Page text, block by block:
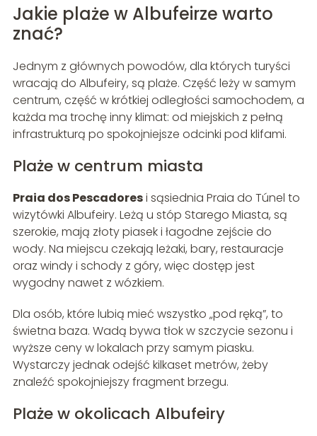
Jakie plaże w Albufeirze warto
znać?
Jednym z głównych powodów, dla których turyści
wracają do Albufeiry, są plaże. Część leży w samym
centrum, część w krótkiej odległości samochodem, a
każda ma trochę inny klimat: od miejskich z pełną
infrastrukturą po spokojniejsze odcinki pod klifami.
Plaże w centrum miasta
Praia dos Pescadoresi sąsiednia Praia do Túnel to
wizytówki Albufeiry. Leżą u stóp Starego Miasta, są
szerokie, mają złoty piasek i łagodne zejście do
wody. Na miejscu czekają leżaki, bary, restauracje
oraz windy i schody z góry, więc dostęp jest
wygodny nawet z wózkiem.
Dla osób, które lubią mieć wszystko „pod ręką”, to
świetna baza. Wadą bywa tłok w szczycie sezonu i
wyższe ceny w lokalach przy samym piasku.
Wystarczy jednak odejść kilkaset metrów, żeby
znaleźć spokojniejszy fragment brzegu.
Plaże w okolicach Albufeiry